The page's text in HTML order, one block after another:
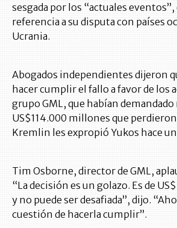
sesgada por los “actuales
referencia a su disputa con países
Ucrania.
Abogados independientes dijeron
hacer cumplir el fallo a favor de los
grupo GML, que habían
US$114.000 millones que
Kremlin les expropió Yukos hace
Tim Osborne, director de GML,
“La decisión es un golazo. Es de
y no puede ser desafiada”, dijo.
cuestión de hacerla cumplir”.